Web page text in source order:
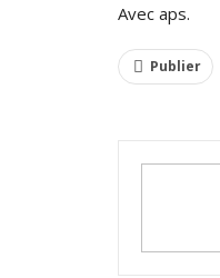
Avec aps.
Publier